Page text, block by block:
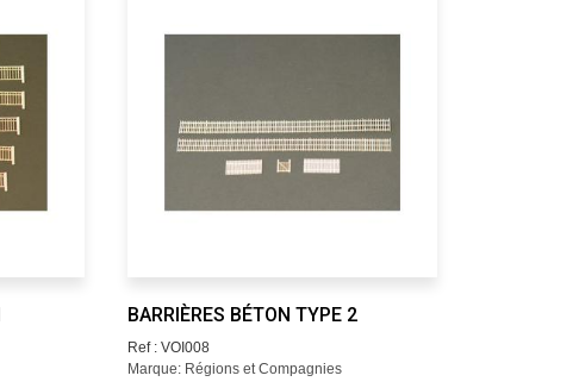
BARRIÈRES BÉTON TYPE 2
Ref : VOI008
Marque: Régions et Compagnies